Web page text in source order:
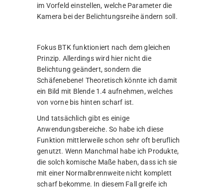
im Vorfeld einstellen, welche Parameter die
Kamera bei der Belichtungsreihe ändern soll.
Fokus BTK funktioniert nach dem gleichen
Prinzip. Allerdings wird hier nicht die
Belichtung geändert, sondern die
Schäfenebene! Theoretisch könnte ich damit
ein Bild mit Blende 1.4 aufnehmen, welches
von vorne bis hinten scharf ist.
Und tatsächlich gibt es einige
Anwendungsbereiche. So habe ich diese
Funktion mittlerweile schon sehr oft beruflich
genutzt. Wenn Manchmal habe ich Produkte,
die solch komische Maße haben, dass ich sie
mit einer Normalbrennweite nicht komplett
scharf bekomme. In diesem Fall greife ich